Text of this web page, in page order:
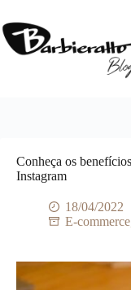
para
o
conteúdo
Conheça os
Instagram
18/04/2022
E-commerce